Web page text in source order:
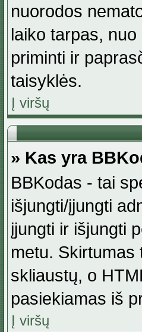
nuorodos
laiko tarpas,
priminti ir
taisyklės.
Į viršų
» Kas yra
BBKodas - tai
išjungti/įjungti
įjungti ir išjungti
metu.
skliaustų, o
pasiekiamas iš
Į viršų